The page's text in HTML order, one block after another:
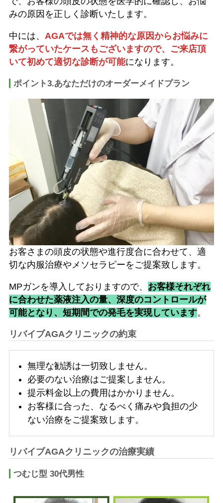
みの原因を正しく診断いたします。
中には、 AGAでは無く精神的な原因からお悩みに
繋がっていたケースもございますので、ご来店頂
いて初めて適切な診断が可能になります。
ポイント3.あなただけのオーダーメイドプラン
お客さまの頭皮の状態や進行度合に合わせて、適
切な内服治療やメソセラピーをご提案致します。
MPガンを導入しておりますので、 お客様それぞれ
に合わせた薬液注入の量、深度のコントロールが
可能となり、短期間での発毛を実現しています。
リバイブAGAクリニックの約束
無理な勧誘は一切致しません。
必要のない治療はご提案しません。
提示料金以上の費用はかかりません。
お客様に合った、なるべく痛みや負担の少
ない治療をご提案致します。
リバイブAGAクリニックの治療実績
つむじ型 30代男性